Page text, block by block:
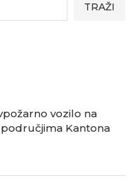
TRAŽI
vozilo na
Kantona